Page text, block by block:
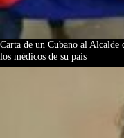
Carta de un Cubano al
los médicos de su país